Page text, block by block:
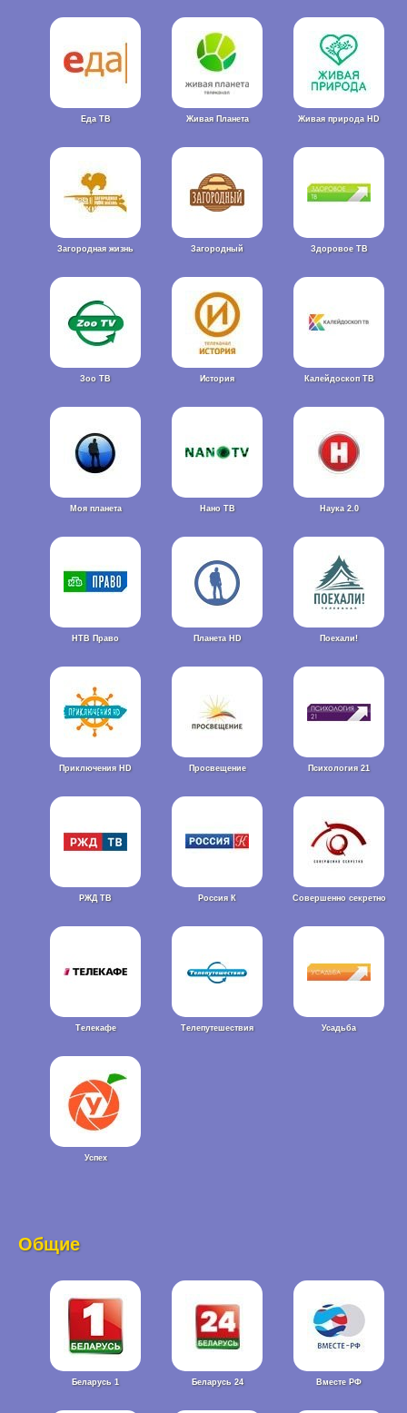
Еда ТВ Живая Планета Живая природа HD
Загородная жизнь Загородный Здоровое ТВ
Зоо ТВ История Калейдоскоп ТВ
Моя планета Нано ТВ Наука 2.0
НТВ Право Планета HD Поехали!
Приключения HD Просвещение Психология 21
РЖД ТВ Россия К Совершенно секретно
Телекафе Телепутешествия Усадьба
Успех
Общие
Беларусь 1 Беларусь 24 Вместе РФ